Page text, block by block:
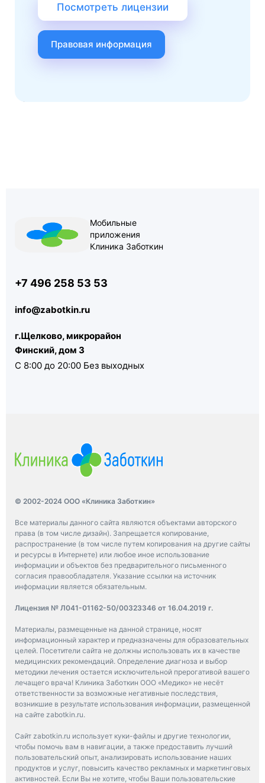
Посмотреть лицензии
Правовая информация
Мобильные
приложения
Клиника Заботкин
+7 496 258 53 53
info@zabotkin.ru
г.Щелково, микрорайон
Финский, дом 3
С 8:00 до 20:00 Без выходных
© 2002-2024 ООО «Клиника Заботкин»
Все материалы данного сайта являются объектами авторского
права (в том числе дизайн). Запрещается копирование,
распространение (в том числе путем копирования на другие сайты
и ресурсы в Интернете) или любое иное использование
информации и объектов без предварительного письменного
согласия правообладателя. Указание ссылки на источник
информации является обязательным.
Лицензия № Л041-01162-50/00323346 от 16.04.2019 г.
Материалы, размещенные на данной странице, носят
информационный характер и предназначены для образовательных
целей. Посетители сайта не должны использовать их в качестве
медицинских рекомендаций. Определение диагноза и выбор
методики лечения остается исключительной прерогативой вашего
лечащего врача! Клиника Заботкин ООО «Медико» не несёт
ответственности за возможные негативные последствия,
возникшие в результате использования информации, размещенной
на сайте zabotkin.ru.
Сайт zabotkin.ru использует куки-файлы и другие технологии,
чтобы помочь вам в навигации, а также предоставить лучший
пользовательский опыт, анализировать использование наших
продуктов и услуг, повысить качество рекламных и маркетинговых
активностей. Если Вы не хотите, чтобы Ваши пользовательские